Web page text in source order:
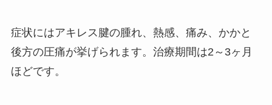
症状にはアキレス腱の腫れ、熱感、痛み、かかと
後方の圧痛が挙げられます。 治療期間は2～3ヶ月
ほどです。